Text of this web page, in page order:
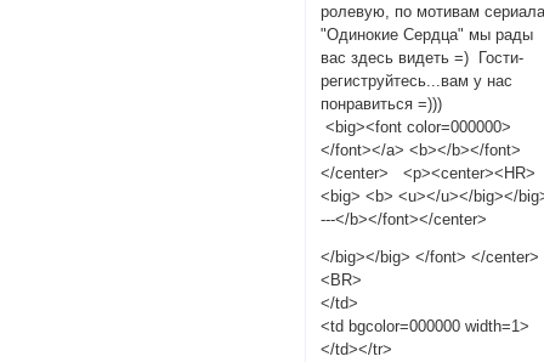
ролевую, по мотивам
"Одинокие Сердца" мы рады
вас здесь видеть =) Гости-
региструйтесь...вам у нас
понравиться =)))
<big><font color=000000>
</font></a> <b></b></font>
</center> <p><center><HR>
<big> <b> <u></u></big></
---</b></font></center>
</big></big> </font> </center>
<BR>
</td>
<td bgcolor=000000 width=1>
</td></tr>